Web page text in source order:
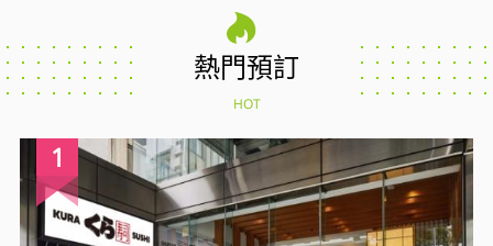
熱門預訂
HOT
1